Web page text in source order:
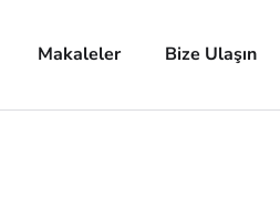
Makaleler Bize Ulaşın